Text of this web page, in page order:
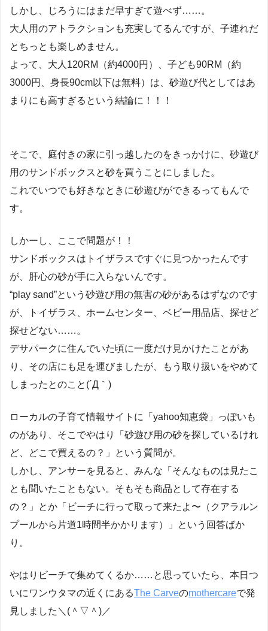
しかし、じろうにはまだ早すぎて遊べず……。
大人用のアトラクションも充実してるんですが、子連れだ
とちっとも楽しめません。
よって、大人120RM（約4000円）、子ども90RM（約
3000円、身長90cm以下は無料）は、砂遊び代としてはあ
まりにも高すぎるという結論に！！！
そこで、庭付きの家に引っ越したのをきっかけに、砂遊び
用のサンドボックスと砂を買うことにしました。
これでいつでも好きなときに砂遊びができるってもんで
す。
しかーし、ここで問題が！！
サンドボックスはトイザラスですぐに見つかったんです
が、肝心の砂が手に入らないんです。
“play sand”という砂遊び用の無害の砂があるはずなのです
が、トイザラス、ホームセンター、ベビー用品店、探せど
探せどない……。
デサパークに住んでいた頃に一度だけ見かけたことがあ
り、その店にも足を運びましたが、もう取り扱いをやめて
しまったとのこと(´Д｀)
ローカルの子育て情報サイトに「yahoo知恵袋」っぽいも
のがあり、そこでやはり「砂遊び用の砂を探しているけれ
ど、どこで買えるの？」という質問が。
しかし、アンサーを見ると、みんな「そんなものは見たこ
とも聞いたこともない。そもそも商品として存在する
の？」とか「ビーチに行って取って来たよ〜（クアラルン
プールから片道1時間半かかります）」という回答ばか
り。
やはりビーチで集めてくるか……と思っていたら、本日つ
いにワンウタマの近くにあるThe Carveのmothercareで発
見しました＼(＾▽＾)／